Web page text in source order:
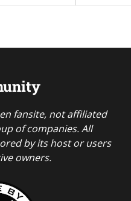
fansite, not affiliated
of companies. All
by its host or users
owners.